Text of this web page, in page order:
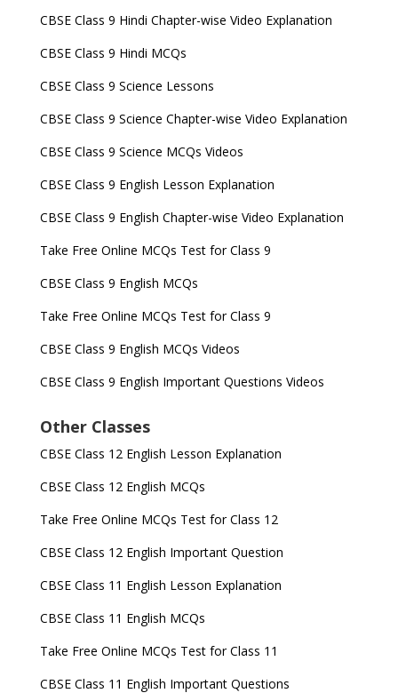
CBSE Class 9 Hindi Chapter-wise Video Explanation
CBSE Class 9 Hindi MCQs
CBSE Class 9 Science Lessons
CBSE Class 9 Science Chapter-wise Video Explanation
CBSE Class 9 Science MCQs Videos
CBSE Class 9 English Lesson Explanation
CBSE Class 9 English Chapter-wise Video Explanation
Take Free Online MCQs Test for Class 9
CBSE Class 9 English MCQs
Take Free Online MCQs Test for Class 9
CBSE Class 9 English MCQs Videos
CBSE Class 9 English Important Questions Videos
Other Classes
CBSE Class 12 English Lesson Explanation
CBSE Class 12 English MCQs
Take Free Online MCQs Test for Class 12
CBSE Class 12 English Important Question
CBSE Class 11 English Lesson Explanation
CBSE Class 11 English MCQs
Take Free Online MCQs Test for Class 11
CBSE Class 11 English Important Questions